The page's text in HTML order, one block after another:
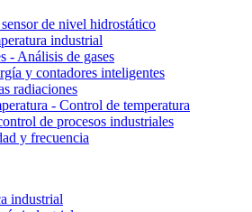
de nivel hidrostático
industrial
- Análisis de gases
y contadores inteligentes
radiaciones
- Control de temperatura
de procesos industriales
y frecuencia
industrial